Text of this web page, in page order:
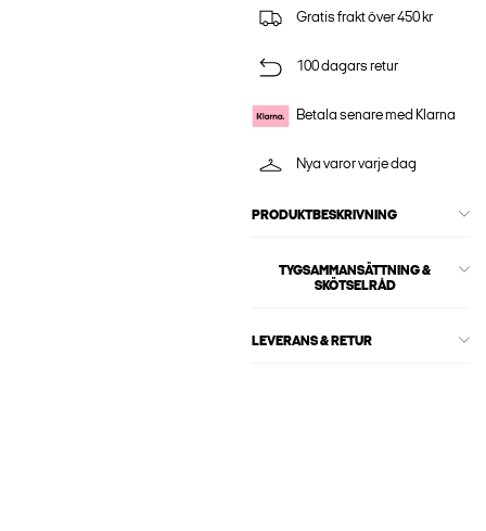
Gratis frakt över 450 kr
100 dagars retur
Betala senare med Klarna
Nya varor varje dag
PRODUKTBESKRIVNING
TYGSAMMANSÄTTNING &
SKÖTSELRÅD
LEVERANS & RETUR